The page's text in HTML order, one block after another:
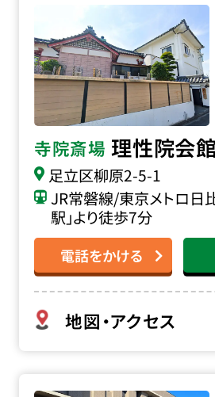
寺院斎場 理性院会
足立区柳原2-5-1
JR常磐線/東京メトロ日
駅」より徒歩7分
電話をかける
地図・アクセス
町屋斎場の詳細へ